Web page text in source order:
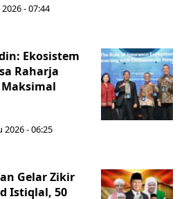
- 07:44
Ekosistem
Raharja
- 06:25
Gelar Zikir
Istiqlal, 50